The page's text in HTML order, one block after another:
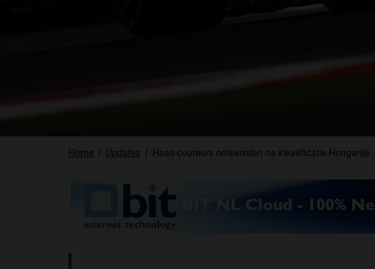
Home Updates Haas-coureurs ontevreden na kwalificatie Hongarije